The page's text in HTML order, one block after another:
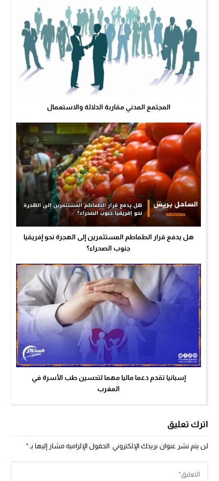
المجتمع المدني مقاربة الدلالة والاستعمال
هل يدفع قرار الطماطم المستثمرين إلى الهجرة نحو إفريقيا
جنوب الصحراء؟
إسبانيا تقدم دعما ماليا مهما لتحسين طب الأسرة في
المغرب
اترك تعليق
لن يتم نشر عنوان بريدك الإلكتروني. الحقول الإلزامية مشار إليها بـ*